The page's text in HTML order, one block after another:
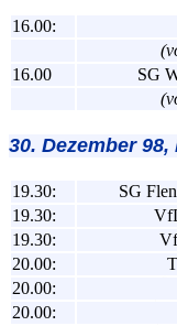
16.00:
16.00
SG
30. Dezember 98,
19.30: SG
19.30:
19.30:
20.00:
20.00:
20.00: